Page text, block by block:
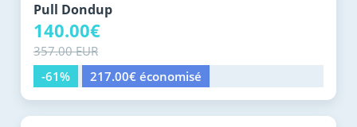
Pull Dondup
140.00€
357.00 EUR
-61%
217.00€ économisé